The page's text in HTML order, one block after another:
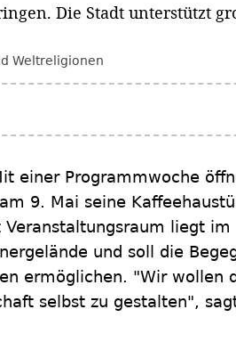
Die Stadt unterstützt
Weltreligionen
einer Programmwoche
am 9. Mai seine
liegt im
und soll die
ermöglichen. "Wir wollen
selbst zu gestalten",